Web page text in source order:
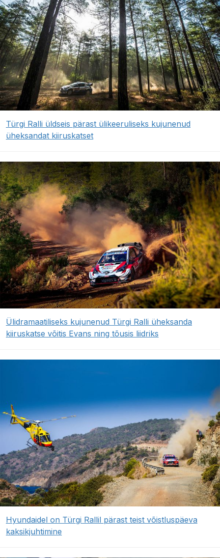
Türgi Ralli üldseis pärast ülikeeruliseks kujunenud
üheksandat kiiruskatset
Ülidramaatiliseks kujunenud Türgi Ralli üheksanda
kiiruskatse võitis Evans ning tõusis liidriks
Hyundaidel on Türgi Rallil pärast teist võistluspäeva
kaksikjuhtimine